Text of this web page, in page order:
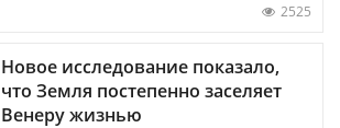
2525
Новое исследование показало,
что Земля постепенно заселяет
Венеру жизнью